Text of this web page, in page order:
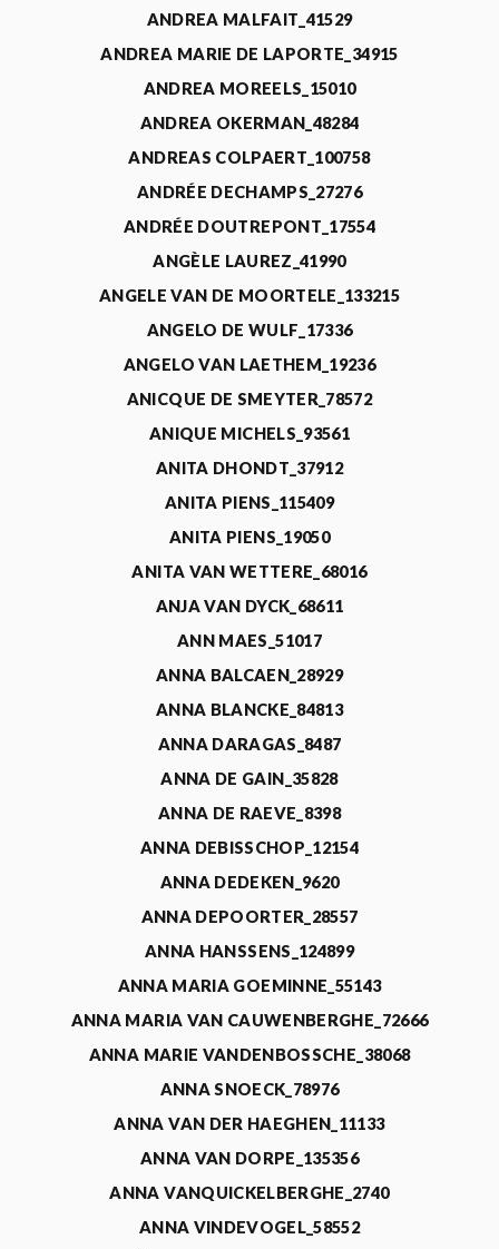
ANDREA MALFAIT_41529
ANDREA MARIE DE LAPORTE_34915
ANDREA MOREELS_15010
ANDREA OKERMAN_48284
ANDREAS COLPAERT_100758
ANDRÉE DECHAMPS_27276
ANDRÉE DOUTREPONT_17554
ANGÈLE LAUREZ_41990
ANGELE VAN DE MOORTELE_133215
ANGELO DE WULF_17336
ANGELO VAN LAETHEM_19236
ANICQUE DE SMEYTER_78572
ANIQUE MICHELS_93561
ANITA DHONDT_37912
ANITA PIENS_115409
ANITA PIENS_19050
ANITA VAN WETTERE_68016
ANJA VAN DYCK_68611
ANN MAES_51017
ANNA BALCAEN_28929
ANNA BLANCKE_84813
ANNA DARAGAS_8487
ANNA DE GAIN_35828
ANNA DE RAEVE_8398
ANNA DEBISSCHOP_12154
ANNA DEDEKEN_9620
ANNA DEPOORTER_28557
ANNA HANSSENS_124899
ANNA MARIA GOEMINNE_55143
ANNA MARIA VAN CAUWENBERGHE_72666
ANNA MARIE VANDENBOSSCHE_38068
ANNA SNOECK_78976
ANNA VAN DER HAEGHEN_11133
ANNA VAN DORPE_135356
ANNA VANQUICKELBERGHE_2740
ANNA VINDEVOGEL_58552